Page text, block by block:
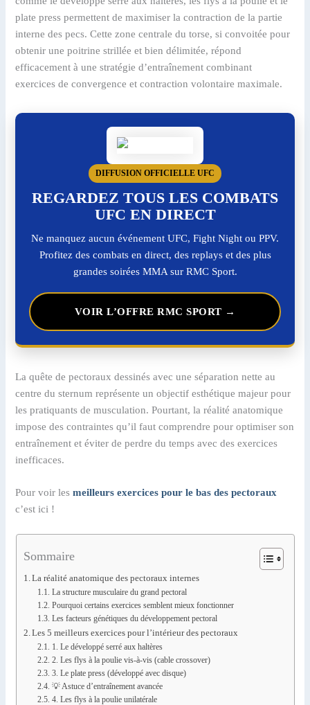
plate press permettent de maximiser la contraction de la partie
interne des pecs. Cette zone centrale du torse, si convoitée pour
obtenir une poitrine strillée et bien délimitée, répond
efficacement à une stratégie d’entraînement combinant
exercices de convergence et contraction volontaire maximale.
DIFFUSION OFFICIELLE UFC
REGARDEZ TOUS LES COMBATS
UFC EN DIRECT
Ne manquez aucun événement UFC, Fight Night ou PPV.
Profitez des combats en direct, des replays et des plus
grandes soirées MMA sur RMC Sport.
VOIR L’OFFRE RMC SPORT →
La quête de pectoraux dessinés avec une séparation nette au
centre du sternum représente un objectif esthétique majeur pour
les pratiquants de musculation. Pourtant, la réalité anatomique
impose des contraintes qu’il faut comprendre pour optimiser son
entraînement et éviter de perdre du temps avec des exercices
inefficaces.
Pour voir lesmeilleurs exercices pour le bas des pectoraux
c’est ici !
Sommaire
La réalité anatomique des pectoraux internes
La structure musculaire du grand pectoral
Pourquoi certains exercices semblent mieux fonctionner
Les facteurs génétiques du développement pectoral
Les 5 meilleurs exercices pour l’intérieur des pectoraux
1. Le développé serré aux haltères
2. Les flys à la poulie vis-à-vis (cable crossover)
3. Le plate press (développé avec disque)
💡 Astuce d’entraînement avancée
4. Les flys à la poulie unilatérale